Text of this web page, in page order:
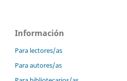
Información
Para lectores/as
Para autores/as